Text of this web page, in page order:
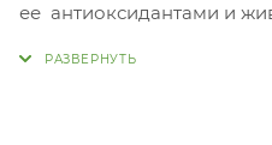
ее антиоксидантами и